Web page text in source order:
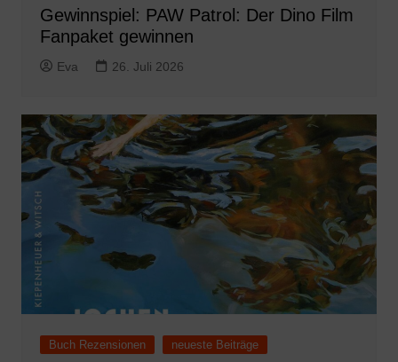
Gewinnspiel: PAW Patrol: Der Dino Film
Fanpaket gewinnen
Eva 26. Juli 2026
Buch Rezensionen
neueste Beiträge